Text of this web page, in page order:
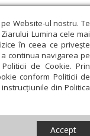
Website-ul nostru. Te
Lumina cele mai
în ceea ce privește
continua navigarea pe
de Cookie. Prin
conform Politicii de
din Politica
Accept